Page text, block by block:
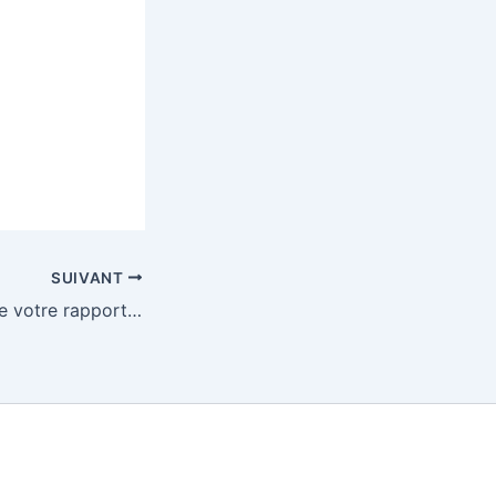
SUIVANT
Écrivons ensemble votre rapport de stage d’observation